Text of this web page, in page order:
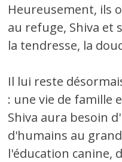
Heureusement, ils
au refuge, Shiva et
la tendresse, la
Il lui reste
: une vie de famille
Shiva aura besoin
d'humains au
l'éducation canine,